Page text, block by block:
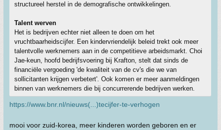
structureel herstel in de demografische ontwikkelingen.
Talent werven
Het is bedrijven echter niet alleen te doen om het
vruchtbaarheidscijfer. Een kindervriendelijk beleid trekt ook meer
talentvolle werknemers aan in de competitieve arbeidsmarkt. Choi
Jae-keun, hoofd bedrijfsvoering bij Krafton, stelt dat sinds de
financiële vergoeding 'de kwaliteit van de cv's die we van
sollicitanten krijgen verbetert'. Ook komen er meer aanmeldingen
binnen van werknemers die bij concurrerende bedrijven werken.
https://www.bnr.nl/nieuws(...)tecijfer-te-verhogen
mooi voor zuid-korea, meer kinderen worden geboren en er